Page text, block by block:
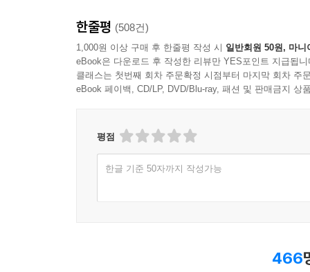
한줄평 (508건)
1,000원 이상 구매 후 한줄평 작성 시 일반회원 50원, 마니
eBook은 다운로드 후 작성한 리뷰만 YES포인트 지급됩니
클래스는 첫번째 회차 주문확정 시점부터 마지막 회차 주
eBook 페이백, CD/LP, DVD/Blu-ray, 패션 및 판매금지 상
평점
한글 기준 50자까지 작성가능
466